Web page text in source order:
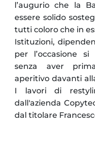
l’augurio che la
essere solido
tutti coloro che in
Istituzioni,
per l’occasione
senza aver
aperitivo davanti
I lavori di
dall'azienda
dal titolare